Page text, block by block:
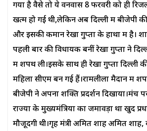
गया है वैसे तो ये वनवास 8 फरवरी को ही
खत्म हो गई थी,लेकिन अब दिल्ली में बीजेपी
और इसकी कमान रेखा गुप्ता के हाथों में है।
पहली बार की विधायक बनीं रेखा गुप्ता ने
में शपथ ली।इसके साथ ही रेखा गुप्ता दिल्ली
महिला सीएम बन गई हैं।रामलीला मैदान में
बीजेपी ने अपना शक्ति प्रदर्शन दिखाया।मंच
राज्यों के मुख्यमंत्रियों का जमावड़ा था खुद
मौजूदगी थी।गृह मंत्री अमित शाह अमित